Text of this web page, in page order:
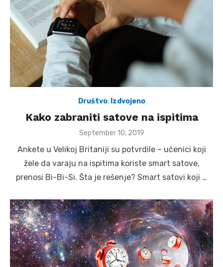
Društvo, Izdvojeno
Kako zabraniti satove na ispitima
Posted
September 10, 2019
Ankete u Velikoj Britaniji su potvrdile – učenici koji
žele da varaju na ispitima koriste smart satove,
prenosi Bi-Bi-Si. Šta je rešenje? Smart satovi koji …